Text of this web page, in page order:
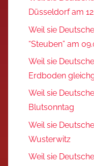
Düsseldorf am
Weil sie
“Steuben” am
Weil sie
Erdboden
Weil sie
Blutsonntag
Weil sie
Wusterwitz
Weil sie